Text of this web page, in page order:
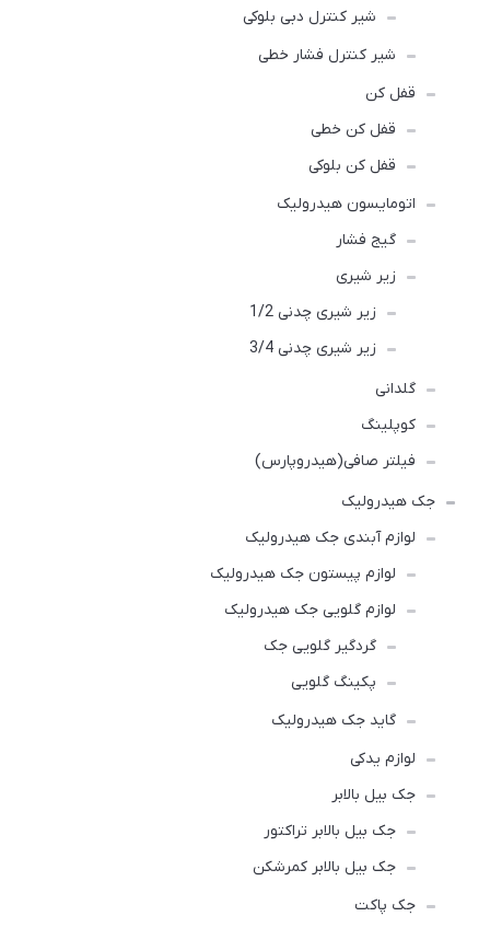
شیر کنترل دبی بلوکی
شیر کنترل فشار خطی
قفل کن
قفل کن خطی
قفل کن بلوکی
اتومایسون هیدرولیک
گیج فشار
زیر شیری
زیر شیری چدنی 1/2
زیر شیری چدنی 3/4
گلدانی
کوپلینگ
فیلتر صافی(هیدروپارس)
جک هیدرولیک
لوازم آبندی جک هیدرولیک
لوازم پیستون جک هیدرولیک
لوازم گلویی جک هیدرولیک
گردگیر گلویی جک
پکینگ گلویی
گاید جک هیدرولیک
لوازم یدکی
جک بیل بالابر
جک بیل بالابر تراکتور
جک بیل بالابر کمرشکن
جک پاکت